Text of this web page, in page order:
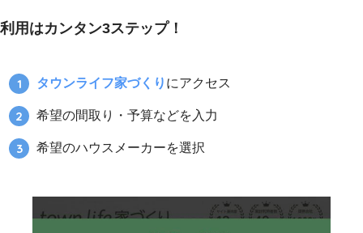
利用はカンタン3ステップ！
タウンライフ家づくり にアクセス
希望の間取り・予算などを入力
希望のハウスメーカーを選択